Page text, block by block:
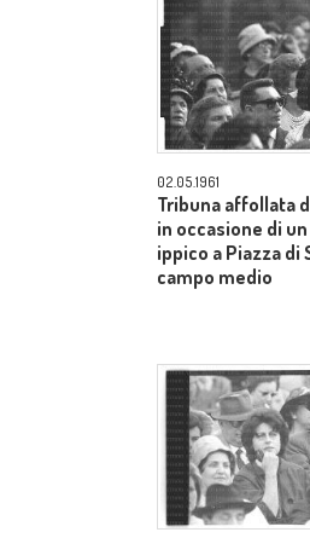
02.05.1961
Tribuna affollata
in occasione di
ippico a Piazza di
campo medio